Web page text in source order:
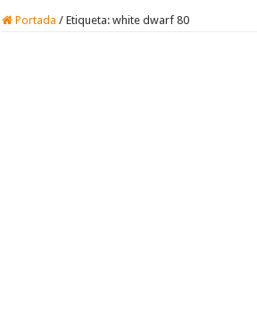
Portada / Etiqueta:white dwarf 80